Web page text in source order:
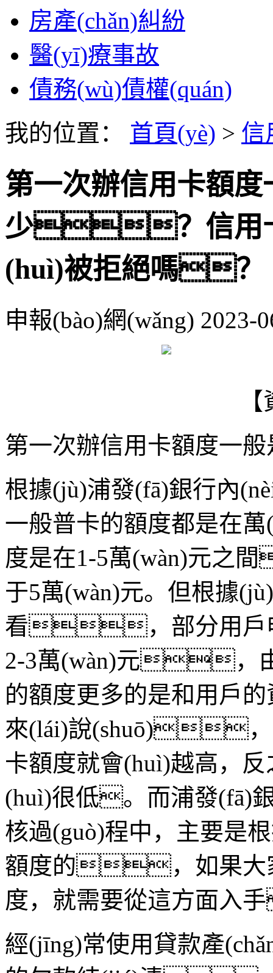
房產(chǎn)糾紛
醫(yī)療事故
債務(wù)債權(quán)
我的位置： 首頁(yè) > 信
第一次辦信用卡額度
少？信用卡
(huì)被拒絕嗎？
申報(bào)網(wǎng) 2023-
第一次辦信用卡額度一般
根據(jù)浦發(fā)銀行內
一般普卡的額度都是在萬
度是在1-5萬(wàn)元之
于5萬(wàn)元。但根據
看，部分用戶申
2-3萬(wàn)元，由
的額度更多的是和用戶
來(lái)說(shuō)，
卡額度就會(huì)越高，
(huì)很低。而浦發(fā)
核過(guò)程中，主要是
額度的，如果大
度，就需要從這方面
經(jīng)常使用貸款產